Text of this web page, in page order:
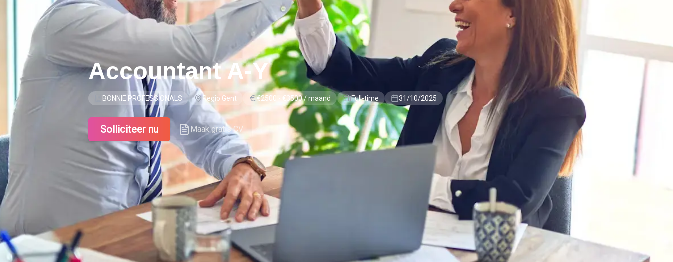
Accountant A-Y
BONNIE PROFESSIONALS Regio Gent €2500 - €3500 / maand Full-time 31/10/2025
Solliciteer nu Maak gratis CV